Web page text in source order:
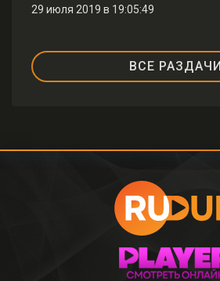
29 июля 2019 в 19:05:49
ВСЕ РАЗДАЧИ